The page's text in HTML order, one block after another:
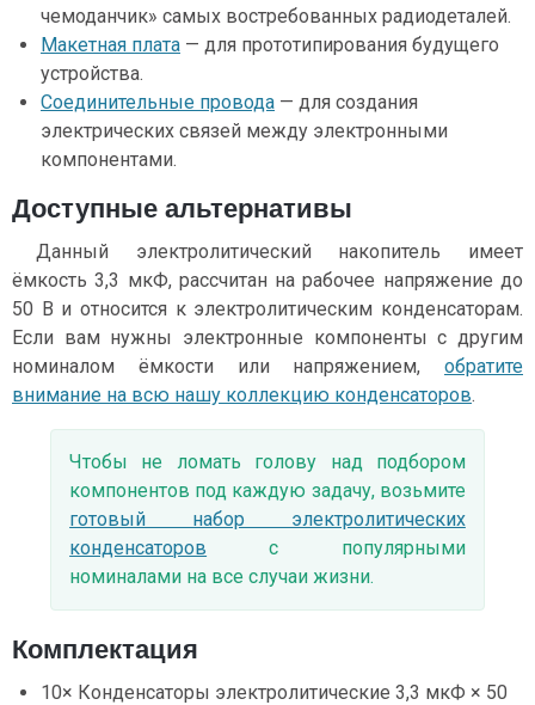
чемоданчик» самых востребованных радиодеталей.
Макетная плата — для прототипирования будущего
устройства.
Соединительные провода — для создания
электрических связей между электронными
компонентами.
Доступные альтернативы
Данный электролитический накопитель имеет
ёмкость 3,3 мкФ, рассчитан на рабочее напряжение до
50 В и относится к электролитическим конденсаторам.
Если вам нужны электронные компоненты с другим
номиналом ёмкости или напряжением, обратите
внимание на всю нашу коллекцию конденсаторов.
Чтобы не ломать голову над подбором
компонентов под каждую задачу, возьмите
готовый набор электролитических
конденсаторов с популярными
номиналами на все случаи жизни.
Комплектация
10× Конденсаторы электролитические 3,3 мкФ × 50